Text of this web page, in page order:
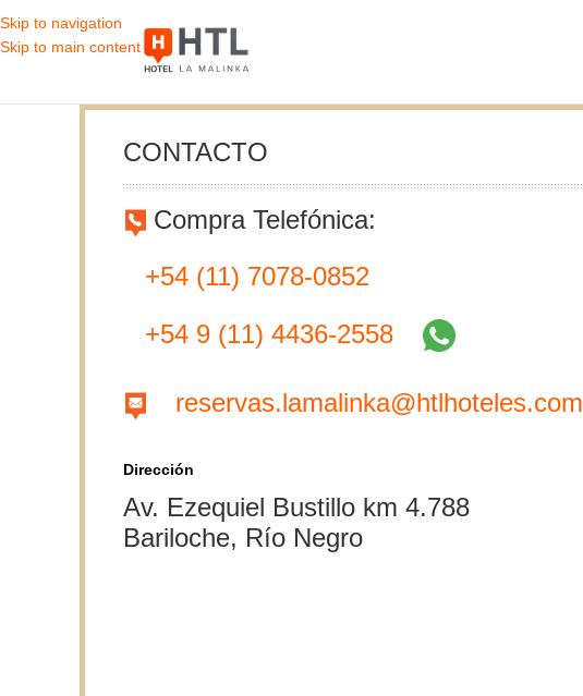
Skip to navigation
Skip to main content
CONTACTO
Compra Telefónica:
+54 (11) 7078-0852
+54 9 (11) 4436-2558
reservas.lamalinka@htlhoteles.com
Dirección
Av. Ezequiel Bustillo km 4.788
Bariloche, Río Negro